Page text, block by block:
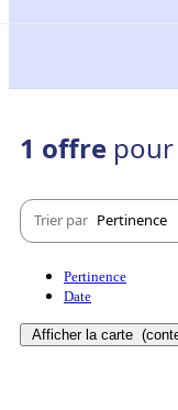
1 offre pour
Trier par Pertinence
Pertinence
Date
Afficher la carte